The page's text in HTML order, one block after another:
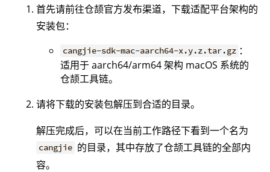
首先请前往仓颉官方发布渠道，下载适配平台架构的
安装包：
cangjie-sdk-mac-aarch64-x.y.z.tar.gz ：
适用于 aarch64/arm64 架构 macOS 系统的
仓颉工具链。
请将下载的安装包解压到合适的目录。
解压完成后，可以在当前工作路径下看到一个名为
cangjie 的目录，其中存放了仓颉工具链的全部内
容。